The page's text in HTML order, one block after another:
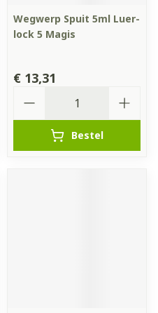
Wegwerp Spuit 5ml Luer-
lock 5 Magis
€ 13,31
Bestel